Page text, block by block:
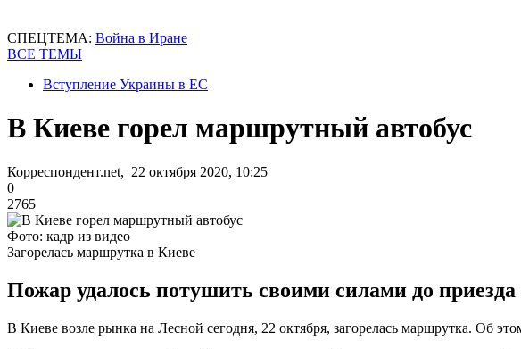
СПЕЦТЕМА: Война в Иране
ВСЕ ТЕМЫ
Вступление Украины в ЕС
В Киеве горел маршрутный автобус
Корреспондент.net, 22 октября 2020, 10:25
0
2765
Фото: кадр из видео
Загорелась маршрутка в Киеве
Пожар удалось потушить своими силами до
В Киеве возле рынка на Лесной сегодня, 22 октября, загорелась маршрутка. Об